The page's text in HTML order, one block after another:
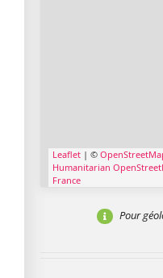
Leaflet | ©
Humanitarian
France
Pour